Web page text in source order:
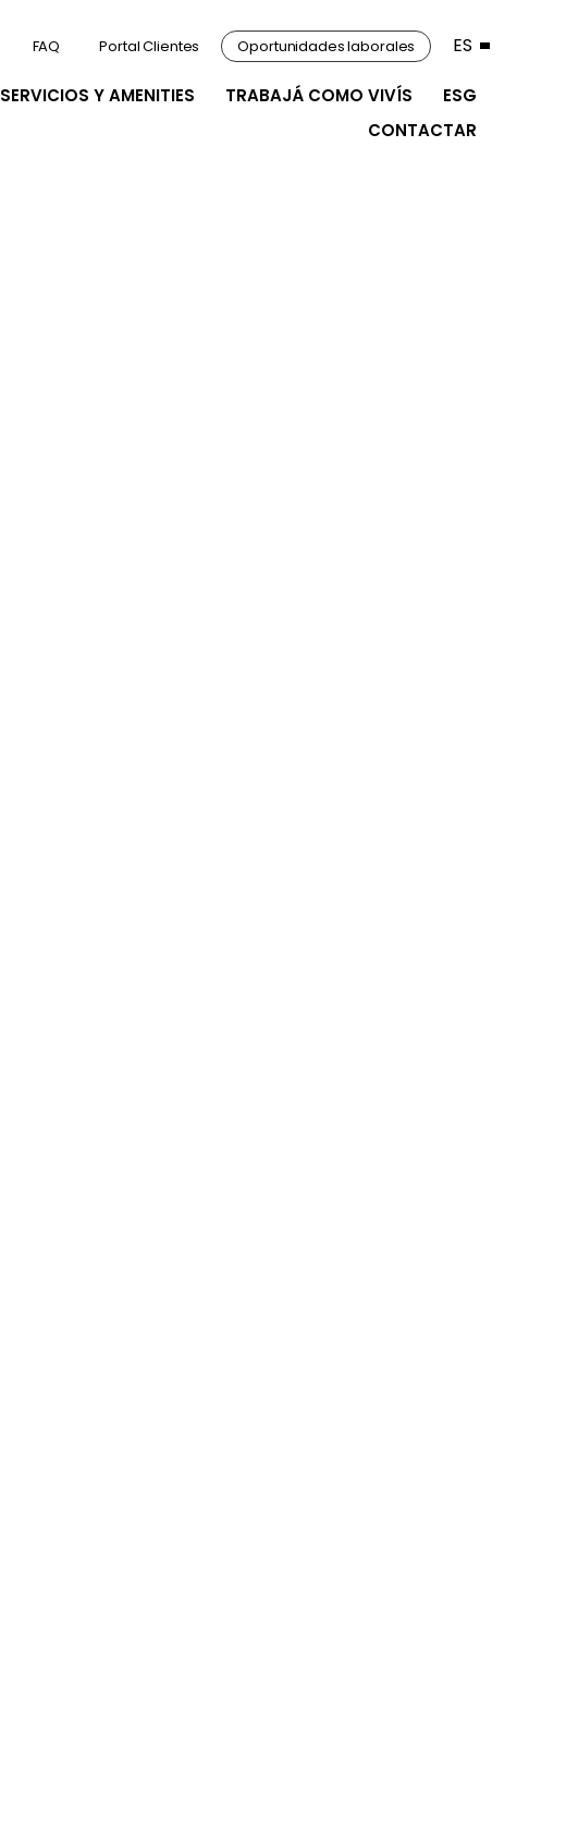
SERVICIOS Y AMENITIES TRABAJÁ COMO VIVÍS
ESG
CONTACTAR
FAQ Portal Clientes Oportunidades laborales ES